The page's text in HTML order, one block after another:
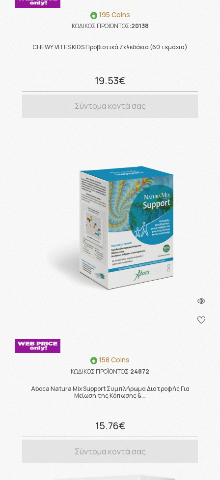
195 Coins
ΚΩΔΙΚΟΣ ΠΡΟΪΟΝΤΟΣ:20138
CHEWY VITES KIDS Προβιοτικά Ζελεδάκια (60 τεμάχια)
19.53€
Σύντομα κοντά σας
158 Coins
ΚΩΔΙΚΟΣ ΠΡΟΪΟΝΤΟΣ:24872
Aboca Natura Mix Support Συμπλήρωμα Διατροφής Για
Μείωση της Κόπωσης & …
15.76€
Σύντομα κοντά σας